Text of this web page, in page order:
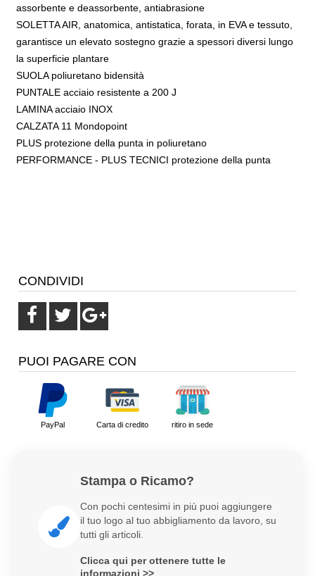
assorbente e deassorbente, antiabrasione
SOLETTA AIR, anatomica, antistatica, forata, in EVA e tessuto,
garantisce un elevato sostegno grazie a spessori diversi lungo
la superficie plantare
SUOLA poliuretano bidensità
PUNTALE acciaio resistente a 200 J
LAMINA acciaio INOX
CALZATA 11 Mondopoint
PLUS protezione della punta in poliuretano
PERFORMANCE - PLUS TECNICI protezione della punta
CONDIVIDI
PUOI PAGARE CON
PayPal Carta di credito ritiro in sede
Stampa o Ricamo?
Con pochi centesimi in più puoi aggiungere
il tuo logo al tuo abbigliamento da lavoro, su
tutti gli articoli.
Clicca qui per ottenere tutte le
informazioni >>